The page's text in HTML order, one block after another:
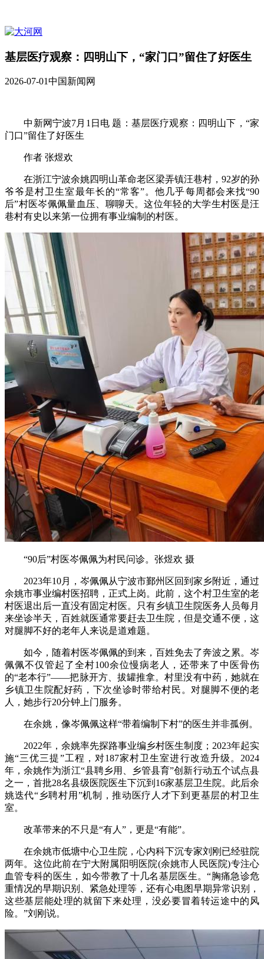
基层医疗观察：四明山下，“家门口”留住了好医生
2026-07-01中国新闻网
中新网宁波7月1日电 题：基层医疗观察：四明山下，“家
门口”留住了好医生
作者 张煜欢
在浙江宁波余姚四明山革命老区梁弄镇汪巷村，92岁的孙
爷爷是村卫生室最年长的“常客”。他几乎每周都会来找“90
后”村医岑佩佩量血压、聊聊天。这位年轻的大学生村医是汪
巷村有史以来第一位拥有事业编制的村医。
“90后”村医岑佩佩为村民问诊。张煜欢 摄
2023年10月，岑佩佩从宁波市鄞州区回到家乡附近，通过
余姚市事业编村医招聘，正式上岗。此前，这个村卫生室的老
村医退出后一直没有固定村医。只有乡镇卫生院医务人员每月
来坐诊半天，百姓就医通常要赶去卫生院，但是交通不便，这
对腿脚不好的老年人来说是道难题。
如今，随着村医岑佩佩的到来，百姓免去了奔波之累。岑
佩佩不仅管起了全村100余位慢病老人，还带来了中医骨伤
的“老本行”——把脉开方、拔罐推拿。村里没有中药，她就在
乡镇卫生院配好药，下次坐诊时带给村民。对腿脚不便的老
人，她步行20分钟上门服务。
在余姚，像岑佩佩这样“带着编制下村”的医生并非孤例。
2022年，余姚率先探路事业编乡村医生制度；2023年起实
施“三优三提”工程，对187家村卫生室进行改造升级。2024
年，余姚作为浙江“县聘乡用、乡管县育”创新行动五个试点县
之一，首批28名县级医院医生下沉到16家基层卫生院。此后余
姚迭代“乡聘村用”机制，推动医疗人才下到更基层的村卫生
室。
改革带来的不只是“有人”，更是“有能”。
在余姚市低塘中心卫生院，心内科下沉专家刘刚已经驻院
两年。这位此前在宁大附属阳明医院(余姚市人民医院)专注心
血管专科的医生，如今带教了十几名基层医生。“胸痛急诊危
重情况的早期识别、紧急处理等，还有心电图早期异常识别，
这些基层能处理的就留下来处理，没必要冒着转运途中的风
险。”刘刚说。